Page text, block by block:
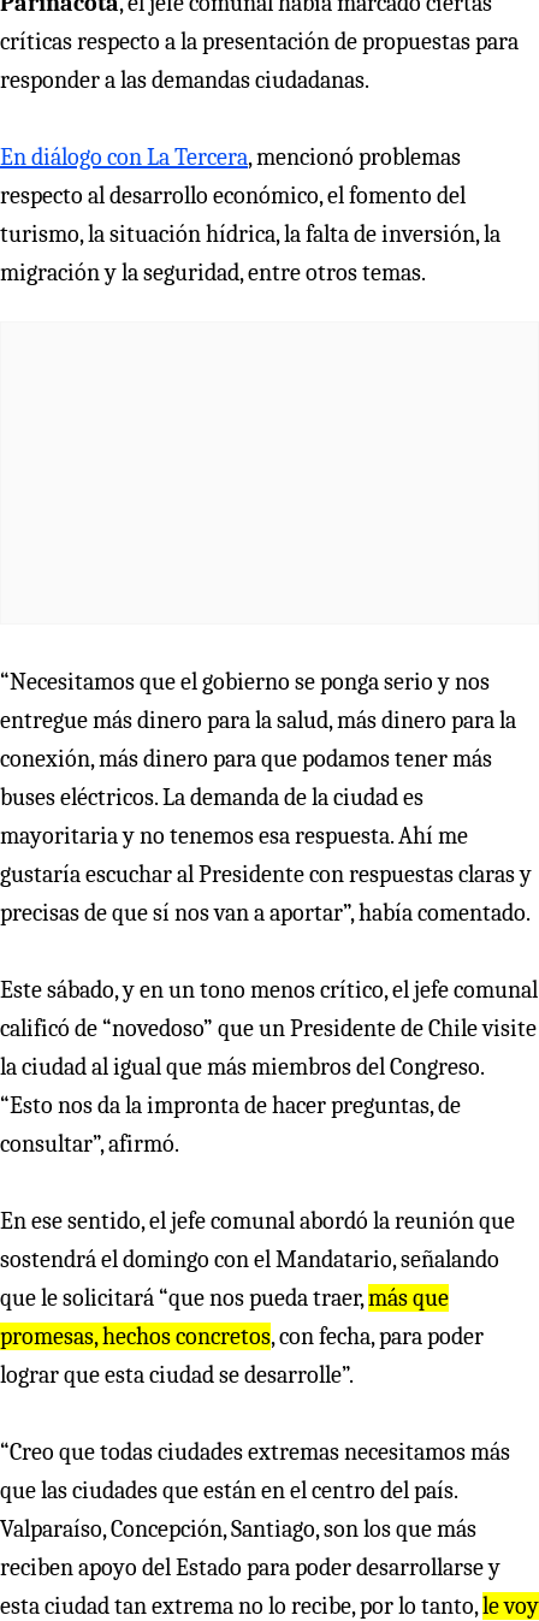
críticas respecto a la presentación de propuestas para
responder a las demandas ciudadanas.
En diálogo con La Tercera, mencionó problemas
respecto al desarrollo económico, el fomento del
turismo, la situación hídrica, la falta de inversión, la
migración y la seguridad, entre otros temas.
“Necesitamos que el gobierno se ponga serio y nos
entregue más dinero para la salud, más dinero para la
conexión, más dinero para que podamos tener más
buses eléctricos. La demanda de la ciudad es
mayoritaria y no tenemos esa respuesta. Ahí me
gustaría escuchar al Presidente con respuestas claras y
precisas de que sí nos van a aportar”, había comentado.
Este sábado, y en un tono menos crítico, el jefe comunal
calificó de “novedoso” que un Presidente de Chile visite
la ciudad al igual que más miembros del Congreso.
“Esto nos da la impronta de hacer preguntas, de
consultar”, afirmó.
En ese sentido, el jefe comunal abordó la reunión que
sostendrá el domingo con el Mandatario, señalando
que le solicitará “que nos pueda traer,más que
promesas, hechos concretos, con fecha, para poder
lograr que esta ciudad se desarrolle”.
“Creo que todas ciudades extremas necesitamos más
que las ciudades que están en el centro del país.
Valparaíso, Concepción, Santiago, son los que más
reciben apoyo del Estado para poder desarrollarse y
esta ciudad tan extrema no lo recibe, por lo tanto,le voy